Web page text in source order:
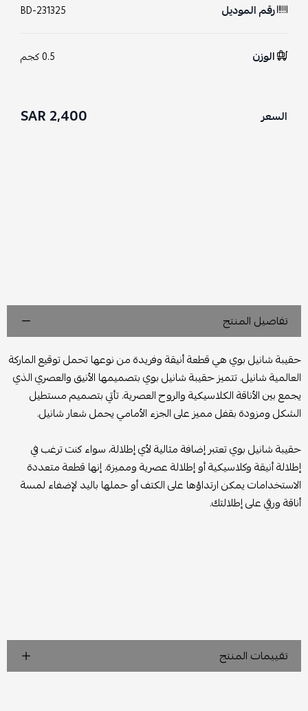
رقم الموديل BD-231325
الوزن 0.5 كجم
السعر 2,400 SAR
تفاصيل المنتج
حقيبة شانيل بوي هي قطعة أنيقة وفريدة من نوعها تحمل توقيع الماركة
العالمية شانيل. تتميز حقيبة شانيل بوي بتصميمها الأنيق والعصري الذي
يجمع بين الأناقة الكلاسيكية والروح العصرية. تأتي بتصميم مستطيل
الشكل ومزودة بقفل مميز على الجزء الأمامي يحمل شعار شانيل.
حقيبة شانيل بوي تعتبر إضافة مثالية لأي إطلالة، سواء كنت ترغب في
إطلالة أنيقة وكلاسيكية أو إطلالة عصرية ومميزة. إنها قطعة متعددة
الاستخدامات يمكن ارتداؤها على الكتف أو حملها باليد لإضفاء لمسة
أناقة ورقي على إطلالتك.
تقييمات المنتج